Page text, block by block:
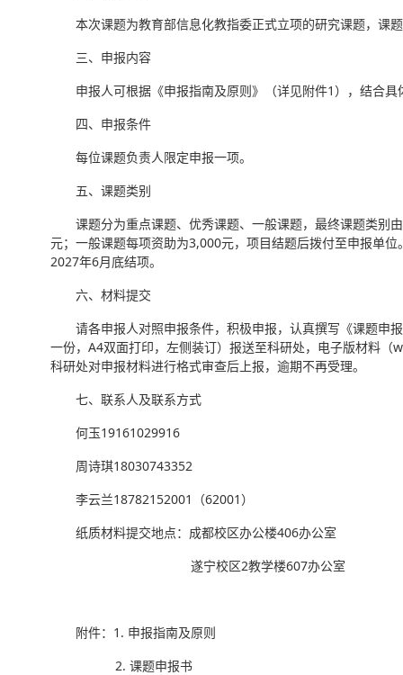
本次课题为教育部信息化教指委正式立项的研究课题，课
三、申报内容
申报人可根据《申报指南及原则》（详见附件1），结合
四、申报条件
每位课题负责人限定申报一项。
五、课题类别
课题分为重点课题、优秀课题、一般课题，最终课题类别
元；一般课题每项资助为3,000元，项目结题后拨付至申报单
2027年6月底结项。
六、材料提交
请各申报人对照申报条件，积极申报，认真撰写《课题申
一份，A4双面打印，左侧装订）报送至科研处，电子版材料
科研处对申报材料进行格式审查后上报，逾期不再受理。
七、联系人及联系方式
何玉19161029916
周诗琪18030743352
李云兰18782152001（62001）
纸质材料提交地点：成都校区办公楼406办公室
遂宁校区2教学楼607办公室
附件：1. 申报指南及原则
2. 课题申报书